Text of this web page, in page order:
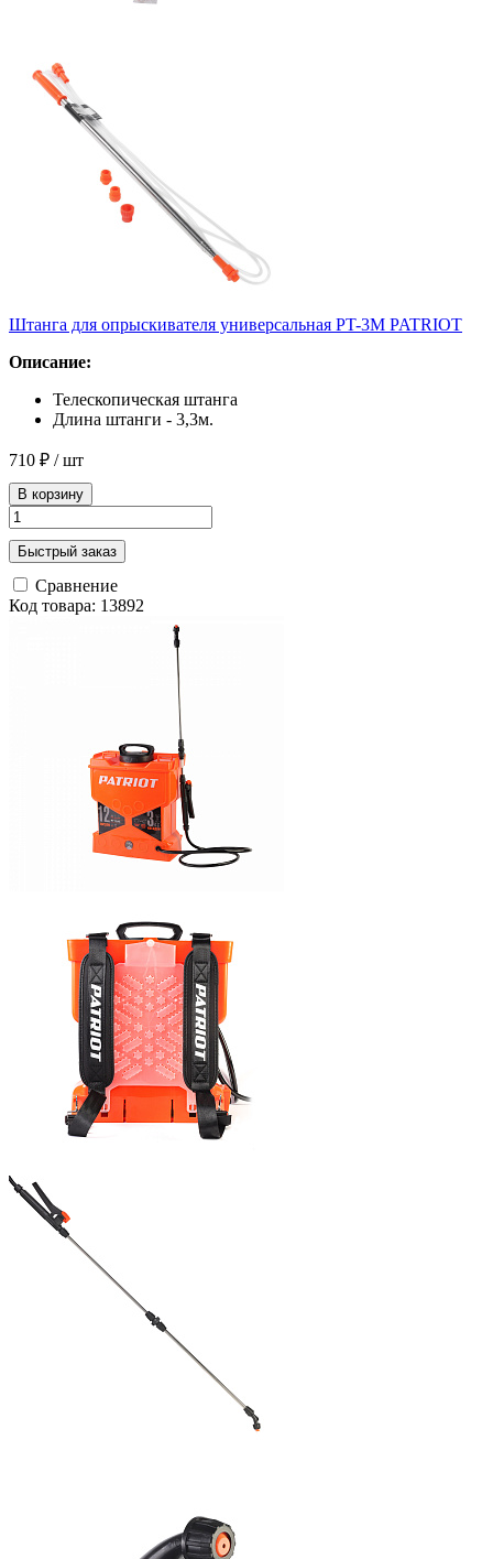
Штанга для опрыскивателя универсальная PT-3M PATRIOT
Описание:
Телескопическая штанга
Длина штанги - 3,3м.
710 ₽ / шт
В корзину
Быстрый заказ
Сравнение
Код товара: 13892